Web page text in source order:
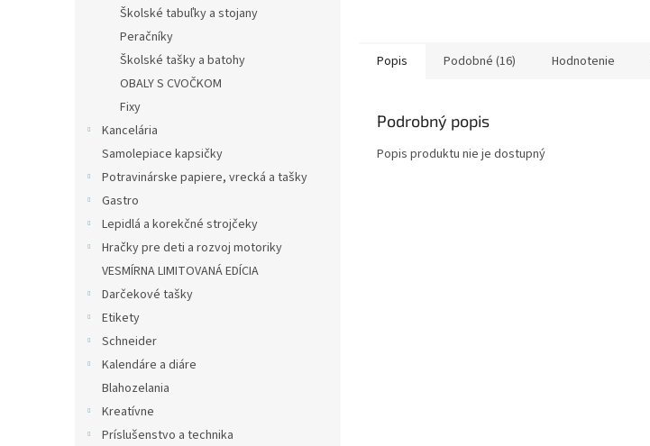
Školské tabuľky a stojany
Peračníky
Školské tašky a batohy
OBALY S CVOČKOM
Fixy
Kancelária
Samolepiace kapsičky
Potravinárske papiere, vrecká a tašky
Gastro
Lepidlá a korekčné strojčeky
Hračky pre deti a rozvoj motoriky
VESMÍRNA LIMITOVANÁ EDÍCIA
Darčekové tašky
Etikety
Schneider
Kalendáre a diáre
Blahozelania
Kreatívne
Príslušenstvo a technika
Popis Podobné (16) Hodnotenie
Podrobný popis
Popis produktu nie je dostupný